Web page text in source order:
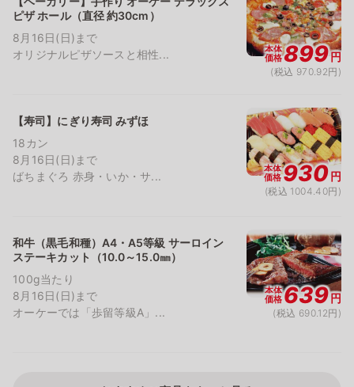
ピザ ホール（直径 約30cm）
8月16日(日)まで
オリジナルピザソースと相性...
本体
価格899円
(税込 970.92円)
【寿司】にぎり寿司 みずほ
18カン
8月16日(日)まで
ばちまぐろ 赤身・いか・サ...
本体
価格930円
(税込 1004.40円)
和牛（黒毛和種）A4・A5等級 サーロイン
ステーキカット（10.0～15.0㎜）
100g当たり
8月16日(日)まで
オーケーでは「歩留等級A」...
本体
価格639円
(税込 690.12円)